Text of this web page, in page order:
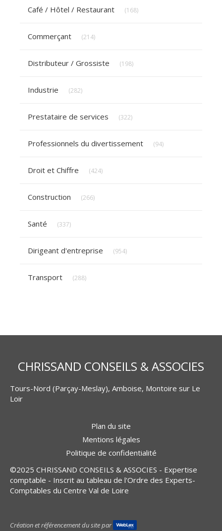
Café / Hôtel / Restaurant (168)
Commerçant (214)
Distributeur / Grossiste (198)
Industrie (282)
Prestataire de services (322)
Professionnels du divertissement (94)
Droit et Chiffre (424)
Construction (266)
Santé (337)
Dirigeant d'entreprise (954)
Transport (288)
CHRISSAND CONSEILS & ASSOCIES
Tours-Nord (Parçay-Meslay), Amboise, Montoire sur Le
Loir
Plan du site
Mentions légales
Politique de confidentialité
©2025 CHRISSAND CONSEILS & ASSOCIES - Expertise
comptable - Inscrit au tableau de l'Ordre des Experts-
Comptables du Centre Val de Loire
Création et référencement du site par